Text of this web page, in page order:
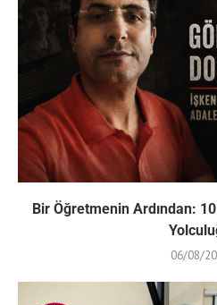
Bir Öğretmenin Ardından:
06/08/